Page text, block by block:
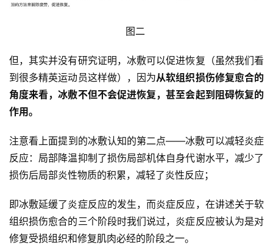
比
赛
观
装
备
训
练
图二
但，其实并没有研究证明，冰敷可以促进恢复（虽然我们看
到很多精英运动员这样做），因为从软组织损伤修复愈合的
角度来看，冰敷不但不会促进恢复，甚至会起到阻碍恢复的
作用。
注意看上面提到的冰敷认知的第二点——冰敷可以减轻炎症
反应：局部降温抑制了损伤局部机体自身代谢水平，减少了
损伤后局部炎性物质的积累，减轻了炎性反应；
即冰敷延缓了炎症反应的发生，而炎症反应，在讲述关于软
组织损伤愈合的三个阶段时我们说过，炎症反应被认为是对
修复受损组织和修复肌肉必经的阶段之一。